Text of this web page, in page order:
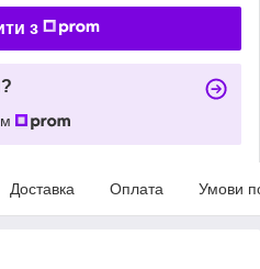
з
Доставка Оплата Умови